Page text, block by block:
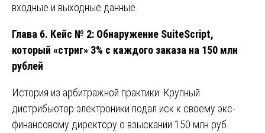
входные и выходные данные.
Глава 6. Кейс № 2: Обнаружение SuiteScript,
который «стриг» 3% с каждого заказа на 150 млн
рублей
История из арбитражной практики: Крупный
дистрибьютор электроники подал иск к своему экс-
финансовому директору о взыскании 150 млн руб.